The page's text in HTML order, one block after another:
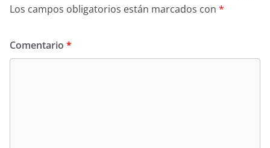
Los campos obligatorios están marcados con *
Comentario *